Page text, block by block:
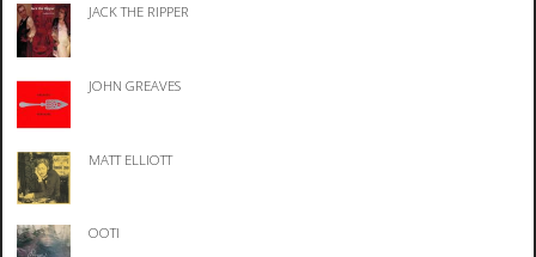
JACK THE RIPPER
JOHN GREAVES
MATT ELLIOTT
OOTI